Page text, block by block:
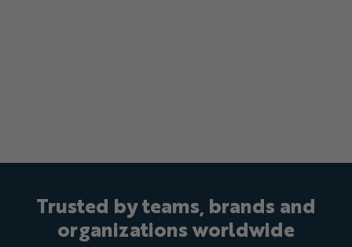
Trusted by teams, brands and
organizations worldwide